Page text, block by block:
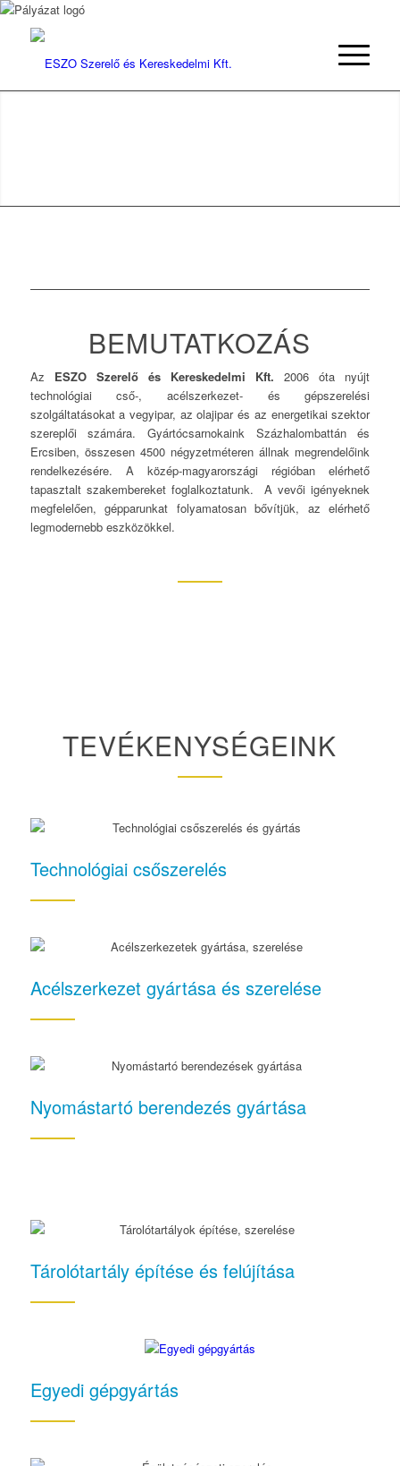
BEMUTATKOZÁS
Az ESZO Szerelő és Kereskedelmi Kft.2006 óta nyújt
technológiai cső-, acélszerkezet- és gépszerelési
szolgáltatásokat a vegyipar, az olajipar és az energetikai szektor
szereplői számára. Gyártócsarnokaink Százhalombattán és
Ercsiben, összesen 4500 négyzetméteren állnak megrendelőink
rendelkezésére. A közép-magyarországi régióban elérhető
tapasztalt szakembereket foglalkoztatunk. A vevői igényeknek
megfelelően, gépparunkat folyamatosan bővítjük, az elérhető
legmodernebb eszközökkel.
TEVÉKENYSÉGEINK
Technológiai csőszerelés
Acélszerkezet gyártása és szerelése
Nyomástartó berendezés gyártása
Tárolótartály építése és felújítása
Egyedi gépgyártás